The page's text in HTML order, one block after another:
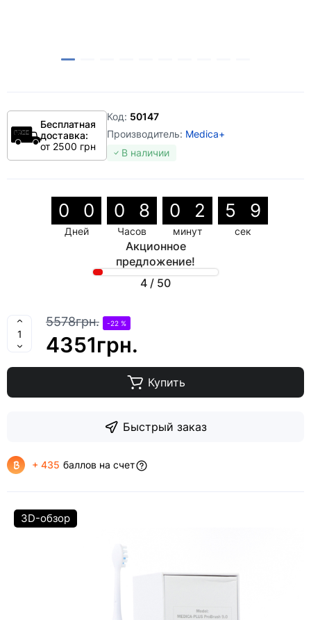
Бесплатная
доставка:
от 2500 грн
Код: 50147
Производитель: Medica+
В наличии
0 0
Дней
0 8
Часов
0 2
минут
5 7
сек
Акционное
предложение!
4 / 50
5578грн. -22 %
4351грн.
Купить
Быстрый заказ
+ 435 баллов на счет
3D-обзор